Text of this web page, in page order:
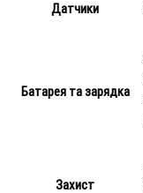
Датчики
Батарея та зарядка
Захист